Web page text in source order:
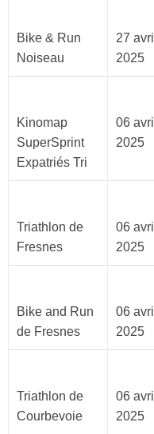
Bike & Run
Noiseau
27 avril
2025
Kinomap
SuperSprint
Expatriés Tri
06 avril
2025
Triathlon de
Fresnes
06 avril
2025
Bike and Run
de Fresnes
06 avril
2025
Triathlon de
Courbevoie
06 avril
2025